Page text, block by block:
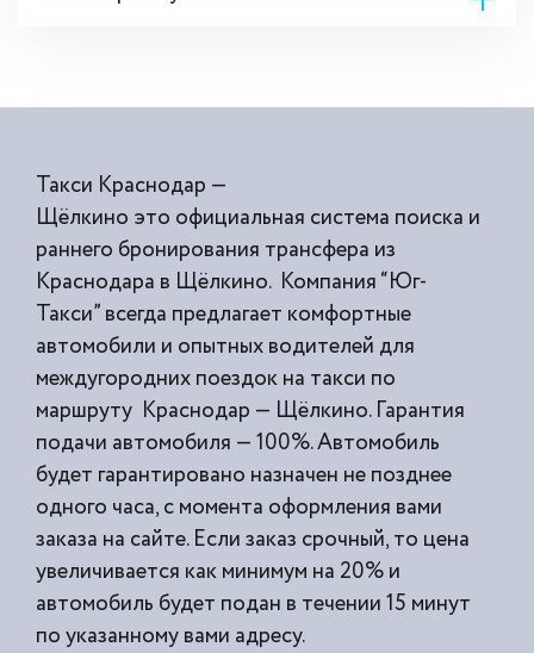
Такси Краснодар —
Щёлкино это официальная система поиска и
раннего бронирования трансфера из
Краснодара в Щёлкино. Компания “Юг-
Такси” всегда предлагает комфортные
автомобили и опытных водителей для
междугородних поездок на такси по
маршруту Краснодар — Щёлкино. Гарантия
подачи автомобиля — 100%. Автомобиль
будет гарантировано назначен не позднее
одного часа, с момента оформления вами
заказа на сайте. Если заказ срочный, то цена
увеличивается как минимум на 20% и
автомобиль будет подан в течении 15 минут
по указанному вами адресу.